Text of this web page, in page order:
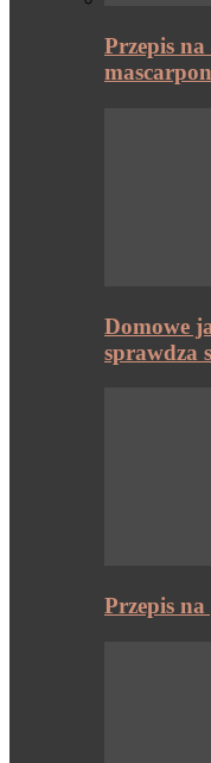
Przepis
Domowe
sprawdza
Przepis